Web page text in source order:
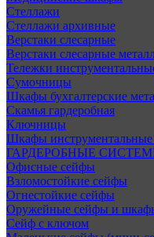
Стеллажи
Стеллажи архивные
Верстаки слесарные
Верстаки слесарные
Тележки
Сумочницы
Шкафы бухгалтерские
Скамья гардеробная
Ключницы
Шкафы
ГАРДЕРОБНЫЕ
Офисные сейфы
Взломостойкие сейфы
Огнестойкие сейфы
Оружейные сейфы и
Сейф с ключом